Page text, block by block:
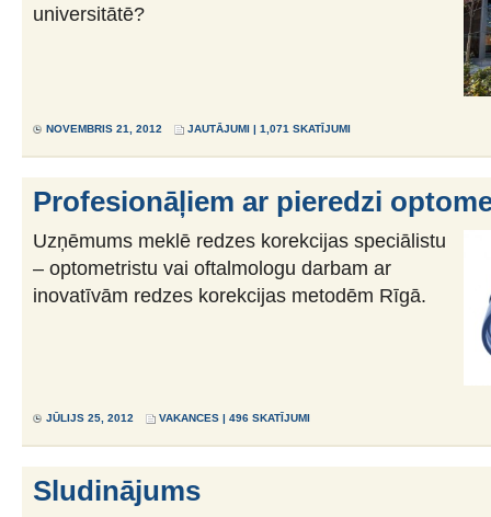
universitātē?
NOVEMBRIS 21, 2012 JAUTĀJUMI | 1,071 SKATĪJUMI
Profesionāļiem ar pieredzi
Uzņēmums meklē redzes korekcijas speciālistu
– optometristu vai oftalmologu darbam ar
inovatīvām redzes korekcijas metodēm Rīgā.
JŪLIJS 25, 2012 VAKANCES | 496 SKATĪJUMI
Sludinājums